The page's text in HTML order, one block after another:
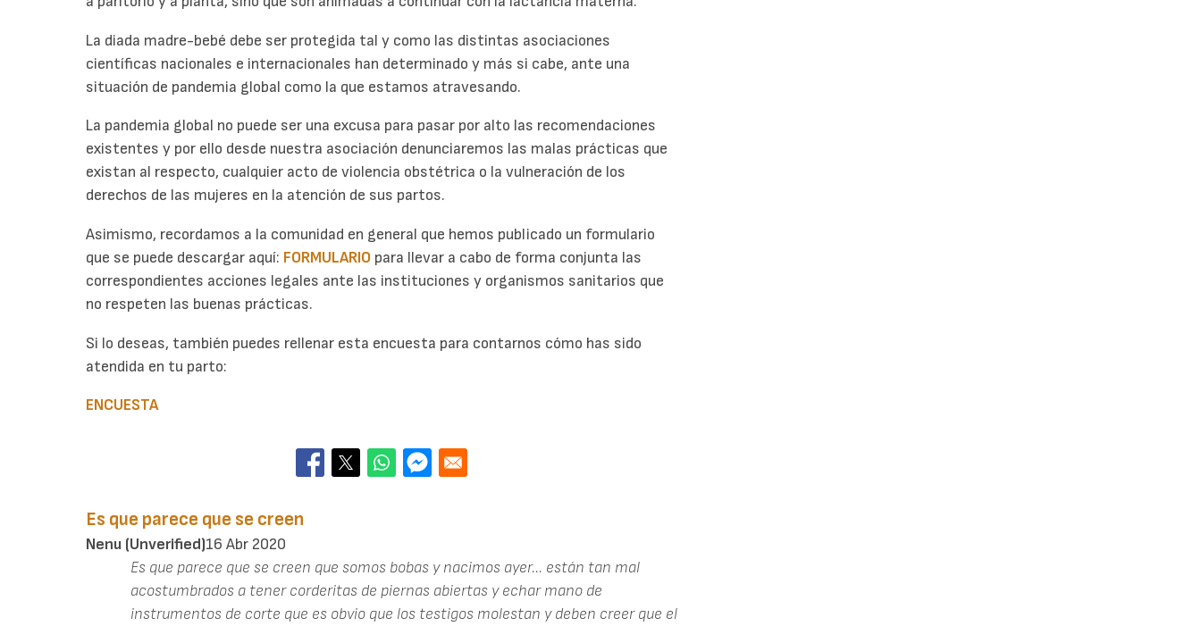
La diada madre-bebé debe ser protegida tal y como las distintas asociaciones
científicas nacionales e internacionales han determinado y más si cabe, ante una
situación de pandemia global como la que estamos atravesando.
La pandemia global no puede ser una excusa para pasar por alto las recomendaciones
existentes y por ello desde nuestra asociación denunciaremos las malas prácticas que
existan al respecto, cualquier acto de violencia obstétrica o la vulneración de los
derechos de las mujeres en la atención de sus partos.
Asimismo, recordamos a la comunidad en general que hemos publicado un formulario
que se puede descargar aquí: FORMULARIO para llevar a cabo de forma conjunta las
correspondientes acciones legales ante las instituciones y organismos sanitarios que
no respeten las buenas prácticas.
Si lo deseas, también puedes rellenar esta encuesta para contarnos cómo has sido
atendida en tu parto:
ENCUESTA
Es que parece que se creen
Nenu (unverified)16 Abr 2020
Es que parece que se creen que somos bobas y nacimos ayer... están tan mal
acostumbrados a tener corderitas de piernas abiertas y echar mano de
instrumentos de corte que es obvio que los testigos molestan y deben creer que el